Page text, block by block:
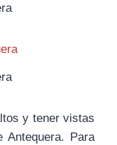
y tener vistas
Antequera. Para